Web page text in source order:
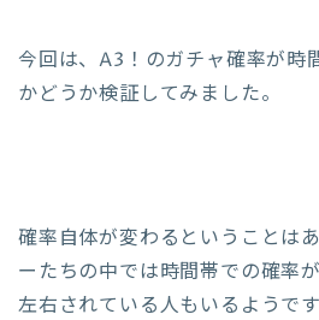
今回は、A3！のガチャ確率が時
かどうか検証してみました。
確率自体が変わるということは
ーたちの中では時間帯での確率
左右されている人もいるようです